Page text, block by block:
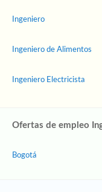
Ingeniero
Ingeniero de Alimentos
Ingeniero Electricista
Ofertas de empleo
Bogotá